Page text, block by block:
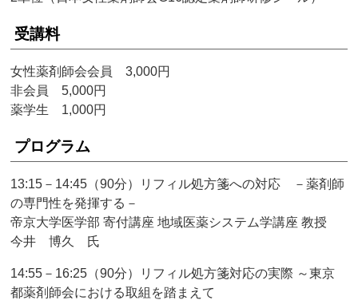
受講料
女性薬剤師会会員 3,000円
非会員 5,000円
薬学生 1,000円
プログラム
13:15－14:45（90分）リフィル処方箋への対応 －薬剤師
の専門性を発揮する－
帝京大学医学部 寄付講座 地域医薬システム学講座 教授
今井 博久 氏
14:55－16:25（90分）リフィル処方箋対応の実際 ～東京
都薬剤師会における取組を踏まえて